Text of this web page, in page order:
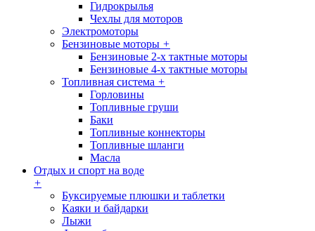
Гидрокрылья
Чехлы для моторов
Электромоторы
Бензиновые моторы +
Бензиновые 2-х тактные моторы
Бензиновые 4-х тактные моторы
Топливная система +
Горловины
Топливные груши
Баки
Топливные коннекторы
Топливные шланги
Масла
Отдых и спорт на воде
+
Буксируемые плюшки и таблетки
Каяки и байдарки
Лыжи